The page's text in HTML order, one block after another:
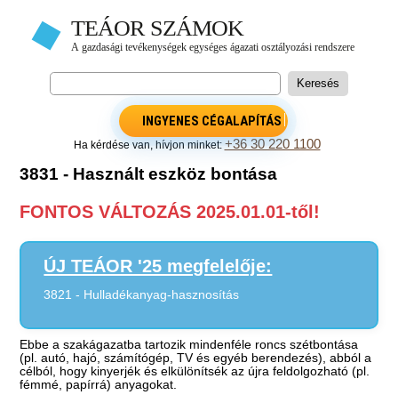
INGYENES CÉGALAPÍTÁS
Ha kérdése van, hívjon minket:+36 30 220 1100
3831 - Használt eszköz bontása
FONTOS VÁLTOZÁS 2025.01.01-től!
ÚJ TEÁOR '25 megfelelője:
3821 - Hulladékanyag-hasznosítás
Ebbe a szakágazatba tartozik mindenféle roncs szétbontása
(pl. autó, hajó, számítógép, TV és egyéb berendezés), abból a
célból, hogy kinyerjék és elkülönítsék az újra feldolgozható (pl.
fémmé, papírrá) anyagokat.